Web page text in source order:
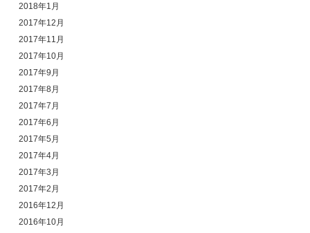
2018年1月
2017年12月
2017年11月
2017年10月
2017年9月
2017年8月
2017年7月
2017年6月
2017年5月
2017年4月
2017年3月
2017年2月
2016年12月
2016年10月